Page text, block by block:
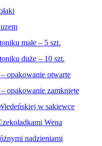
małe – 5 szt.
duże – 10 szt.
opakowanie otwarte
opakowanie zamknięte
w sakiewce
Wena
nadzieniami